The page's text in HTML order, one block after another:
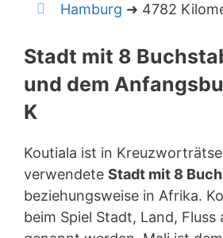
Hamburg ➜ 4782
Stadt mit 8
und dem
K
Koutiala ist in
verwendete Stadt mit 8
beziehungsweise in Afrika.
beim Spiel Stadt, Land, Fluss